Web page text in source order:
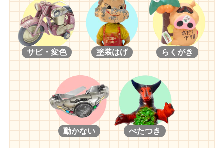
サビ・変色 塗装はげ らくがき
動かない べたつき